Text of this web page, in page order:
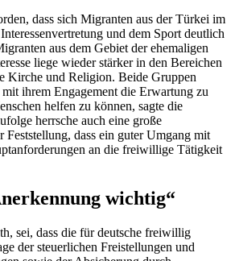
dass sich Migranten aus der Türkei im
und dem Sport deutlich
aus dem Gebiet der ehemaligen
liege wieder stärker in den Bereichen
Kirche und Religion. Beide Gruppen
mit ihrem Engagementdie Erwartung zu
helfen zu können, sagte die
herrsche auch eine große
Feststellung, dass ein guter Umgang mit
an die freiwillige Tätigkeit
wichtig“
sei, dass die für deutsche freiwillig
der steuerlichen Freistellungen und